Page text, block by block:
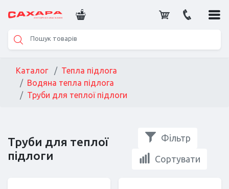
Каталог
Тепла підлога
Водяна тепла підлога
Труби для теплої підлоги
Труби для теплої
підлоги
Фільтр
Сортувати